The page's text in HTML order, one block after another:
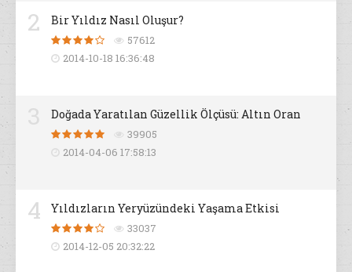
2 Bir Yıldız Nasıl Oluşur?
57612
2014-10-18 16:36:48
Doğada Yaratılan Güzellik Ölçüsü: Altın Oran
39905
2014-04-06 17:58:13
4 Yıldızların Yeryüzündeki Yaşama Etkisi
33037
2014-12-05 20:32:22